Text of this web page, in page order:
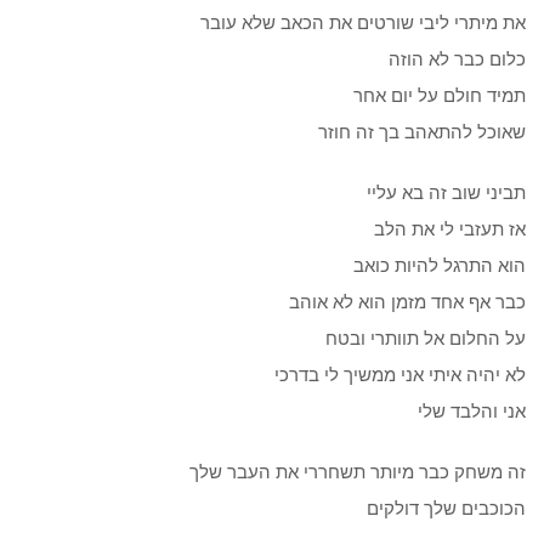
את מיתרי ליבי שורטים את הכאב שלא עובר
כלום כבר לא הוזה
תמיד חולם על יום אחר
שאוכל להתאהב בך זה חוזר
תביני שוב זה בא עליי
אז תעזבי לי את הלב
הוא התרגל להיות כואב
כבר אף אחד מזמן הוא לא אוהב
על החלום אל תוותרי ובטח
לא יהיה איתי אני ממשיך לי בדרכי
אני והלבד שלי
זה משחק כבר מיותר תשחררי את העבר שלך
הכוכבים שלך דולקים